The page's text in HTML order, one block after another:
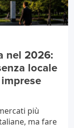
nel 2026:
locale
più
ma fare